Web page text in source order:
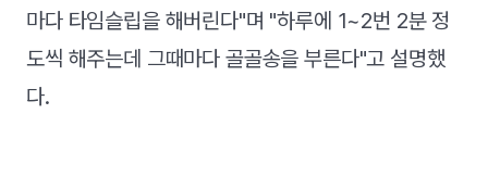
마다 타임슬립을 해버린다"며 "하루에 1~2번 2분 정
도씩 해주는데 그때마다 골골송을 부른다"고 설명했
다.